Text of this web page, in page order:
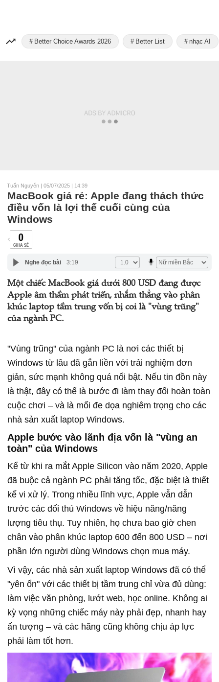
Better Choice Awards 2026 Better List nhạc AI
Tuấn Nguyễn | 05/07/2025 | 14:39
MacBook giá rẻ: Apple đang thách thức
điều vốn là lợi thế cuối cùng của
Windows
0
CHIA SẺ
Nghe đọc bài 3:19
Một chiếc MacBook giá dưới 800 USD đang được
Apple âm thầm phát triển, nhắm thẳng vào phân
khúc laptop tầm trung vốn bị coi là "vùng trũng"
của ngành PC.
"Vùng trũng" của ngành PC là nơi các thiết bị
Windows từ lâu đã gắn liền với trải nghiệm đơn
giản, sức mạnh không quá nổi bật. Nếu tin đồn này
là thật, đây có thể là bước đi làm thay đổi hoàn toàn
cuộc chơi – và là mối đe dọa nghiêm trọng cho các
nhà sản xuất laptop Windows.
Apple bước vào lãnh địa vốn là "vùng an
toàn" của Windows
Kể từ khi ra mắt Apple Silicon vào năm 2020, Apple
đã buộc cả ngành PC phải tăng tốc, đặc biệt là thiết
kế vi xử lý. Trong nhiều lĩnh vực, Apple vẫn dẫn
trước các đối thủ Windows về hiệu năng/năng
lượng tiêu thụ. Tuy nhiên, họ chưa bao giờ chen
chân vào phân khúc laptop 600 đến 800 USD – nơi
phần lớn người dùng Windows chọn mua máy.
Vì vậy, các nhà sản xuất laptop Windows đã có thể
"yên ổn" với các thiết bị tầm trung chỉ vừa đủ dùng:
làm việc văn phòng, lướt web, học online. Không ai
kỳ vọng những chiếc máy này phải đẹp, nhanh hay
ấn tượng – và các hãng cũng không chịu áp lực
phải làm tốt hơn.